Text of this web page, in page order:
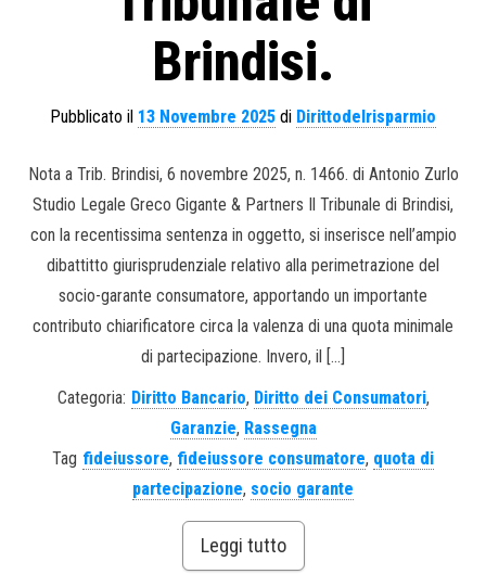
Brindisi.
Pubblicato il 13 Novembre 2025 di Dirittodelrisparmio
Nota a Trib. Brindisi, 6 novembre 2025, n. 1466. di Antonio Zurlo
Studio Legale Greco Gigante & Partners Il Tribunale di Brindisi,
con la recentissima sentenza in oggetto, si inserisce nell’ampio
dibattitto giurisprudenziale relativo alla perimetrazione del
socio-garante consumatore, apportando un importante
contributo chiarificatore circa la valenza di una quota minimale
di partecipazione. Invero, il […]
Categoria: Diritto Bancario, Diritto dei Consumatori,
Garanzie, Rassegna
Tag fideiussore, fideiussore consumatore, quota di
partecipazione, socio garante
Leggi tutto